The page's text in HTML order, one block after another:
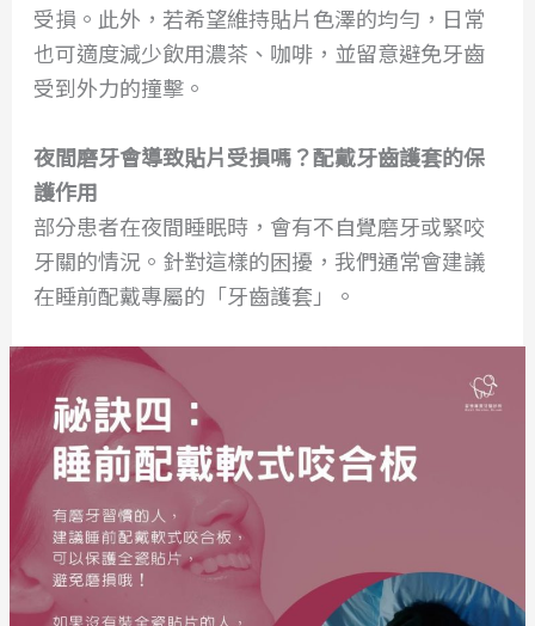
受損。此外，若希望維持貼片色澤的均勻，日常
也可適度減少飲用濃茶、咖啡，並留意避免牙齒
受到外力的撞擊。
夜間磨牙會導致貼片受損嗎？配戴牙齒護套的保
護作用
部分患者在夜間睡眠時，會有不自覺磨牙或緊咬
牙關的情況。針對這樣的困擾，我們通常會建議
在睡前配戴專屬的「牙齒護套」。